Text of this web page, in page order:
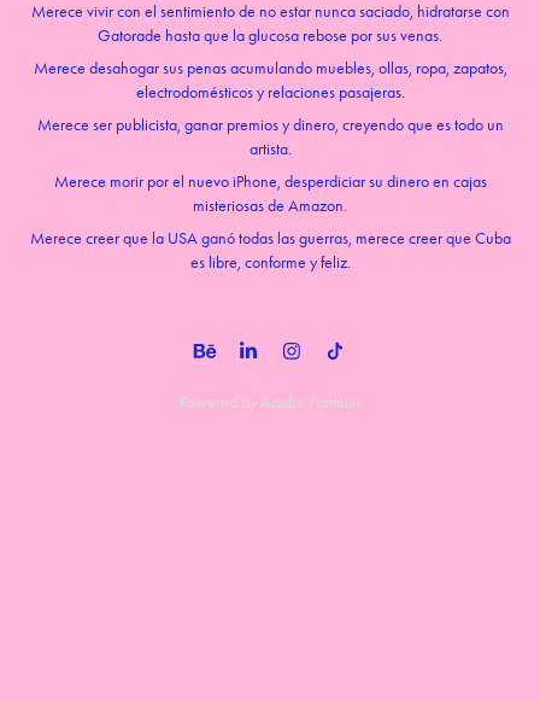
Merece vivir con el sentimiento de no estar nunca saciado, hidratarse con
Gatorade hasta que la glucosa rebose por sus venas.
Merece desahogar sus penas acumulando muebles, ollas, ropa, zapatos,
electrodomésticos y relaciones pasajeras.
Merece ser publicista, ganar premios y dinero, creyendo que es todo un
artista.
Merece morir por el nuevo iPhone, desperdiciar su dinero en cajas
misteriosas de Amazon.
Merece creer que la USA ganó todas las guerras, merece creer que Cuba
es libre, conforme y feliz.
Powered byAdobe Portfolio